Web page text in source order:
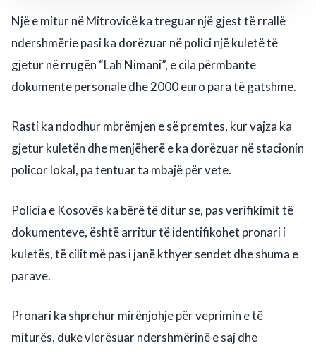
Një e mitur në Mitrovicë ka treguar një gjest të rrallë
ndershmërie pasi ka dorëzuar në polici një kuletë të
gjetur në rrugën “Lah Nimani”, e cila përmbante
dokumente personale dhe 2000 euro para të gatshme.
Rasti ka ndodhur mbrëmjen e së premtes, kur vajza ka
gjetur kuletën dhe menjëherë e ka dorëzuar në stacionin
policor lokal, pa tentuar ta mbajë për vete.
Policia e Kosovës ka bërë të ditur se, pas verifikimit të
dokumenteve, është arritur të identifikohet pronari i
kuletës, të cilit më pas i janë kthyer sendet dhe shuma e
parave.
Pronari ka shprehur mirënjohje për veprimin e të
miturës, duke vlerësuar ndershmërinë e saj dhe